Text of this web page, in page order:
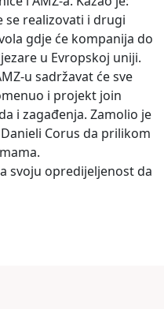
realizovati i drugi
gdje će kompanija do
u Evropskoj uniji.
u sadržavat će sve
i projekt join
i zagađenja. Zamolio je
Corus da prilikom
svoju opredijeljenost da